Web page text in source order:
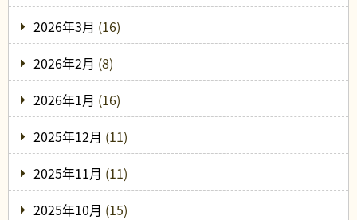
2026年3月 (16)
2026年2月 (8)
2026年1月 (16)
2025年12月 (11)
2025年11月 (11)
2025年10月 (15)